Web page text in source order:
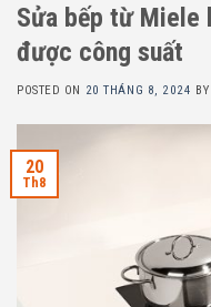
Sửa bếp từ Miele
được công suất
POSTED ON 20 THÁNG 8, 2024 BY
20
Th8